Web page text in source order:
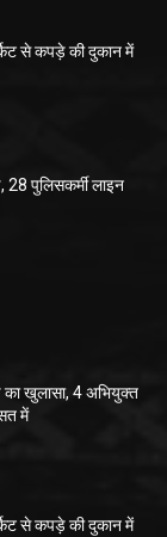
से कपड़े की दुकान में
28 पुलिसकर्मी लाइन
का खुलासा, 4 अभियुक्त
में
से कपड़े की दुकान में